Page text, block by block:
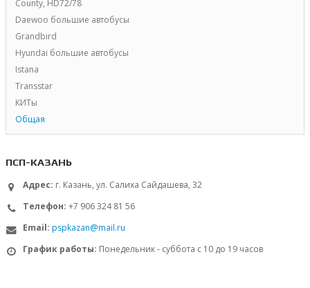
County, HD72/78
Daewoo большие автобусы
Grandbird
Hyundai большие автобусы
Istana
Transstar
КИТы
Общая
ПСП-КАЗАНЬ
Адрес: г. Казань, ул. Салиха Сайдашева, 32
Телефон: +7 906 324 81 56
Email: pspkazan@mail.ru
График работы: Понедельник - суббота с 10 до 19 часов